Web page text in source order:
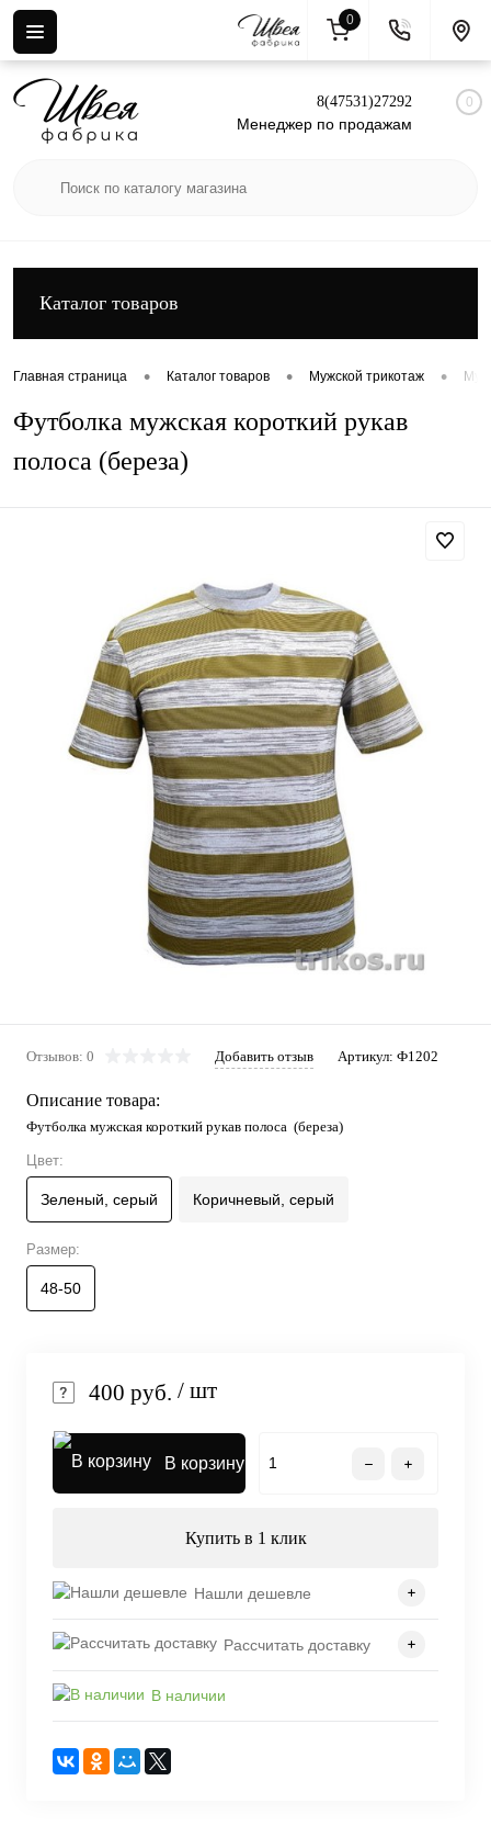
Вход Регистрация
8(47531)27292
Менеджер по продажам
0
Каталог товаров
Главная страница • Каталог товаров • Мужской трикотаж •
Футболка мужская короткий рукав
полоса (береза)
Отзывов: 0 Добавить отзыв Артикул: Ф1202
Описание товара:
Футболка мужская короткий рукав полоса (береза)
Цвет:
Зеленый, серый Коричневый, серый
Размер:
48-50
400 руб. / шт
В корзину
Купить в 1 клик
Нашли дешевле
Рассчитать доставку
В наличии
0